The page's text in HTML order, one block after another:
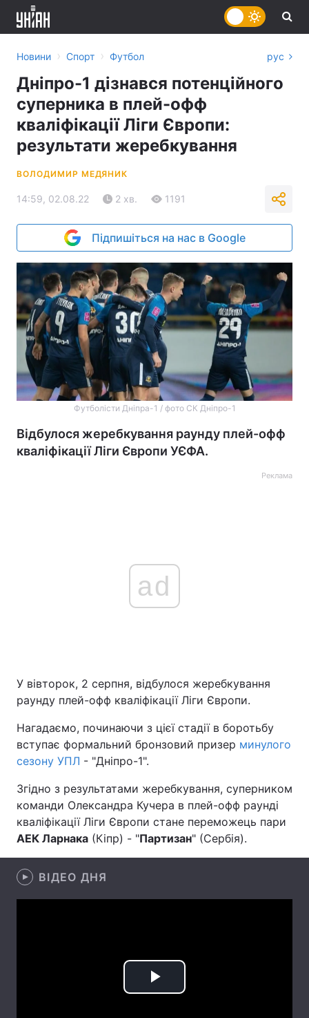
Головна
Україна Політика
Економіка
Спорт
Техно і зв'язок
Зброя Інциденти
Здоров'я Туризм
Статті
Новини › Спорт › Футбол рус
Дніпро-1 дізнався потенційного
суперника в плей-офф
кваліфікації Ліги Європи:
результати жеребкування
ВОЛОДИМИР МЕДЯНИК
14:59, 02.08.22 2 хв. 1191
Підпишіться на нас в Google
Футболісти Дніпра-1 / фото СК Дніпро-1
Відбулося жеребкування раунду плей-офф
кваліфікації Ліги Європи УЄФА.
Реклама
ad
У вівторок, 2 серпня, відбулося жеребкування
раунду плей-офф кваліфікації Ліги Європи.
Нагадаємо, починаючи з цієї стадії в боротьбу
вступає формальний бронзовий призер минулого
сезону УПЛ - "Дніпро-1".
Згідно з результатами жеребкування, суперником
команди Олександра Кучера в плей-офф раунді
кваліфікації Ліги Європи стане переможець пари
АЕК Ларнака (Кіпр) - "Партизан" (Сербія).
ВІДЕО ДНЯ
Play